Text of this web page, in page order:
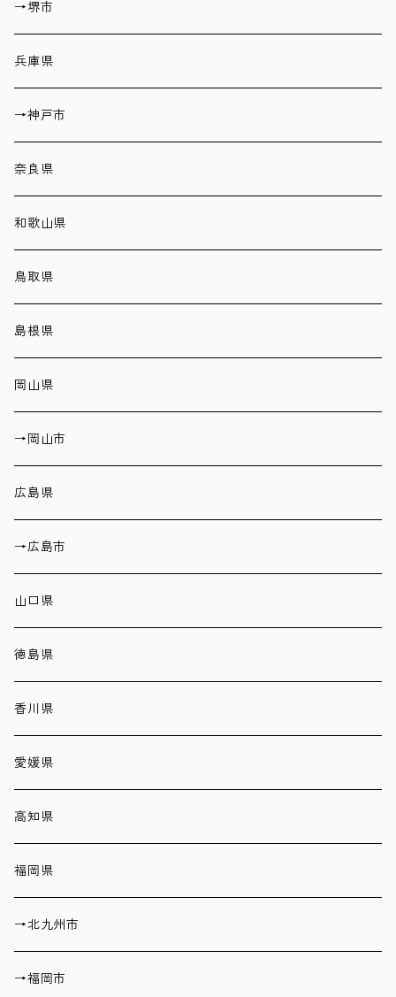
→堺市
兵庫県
→神戸市
奈良県
和歌山県
鳥取県
島根県
岡山県
→岡山市
広島県
→広島市
山口県
徳島県
香川県
愛媛県
高知県
福岡県
→北九州市
→福岡市